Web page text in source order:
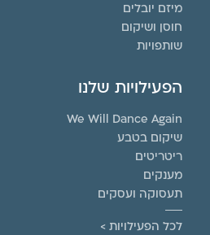
מיזם יובלים
חוסן ושיקום
שותפויות
הפעילויות שלנו
We Will Dance Again
שיקום בטבע
ריטריטים
מענקים
תעסוקה ועסקים
לכל הפעילויות >